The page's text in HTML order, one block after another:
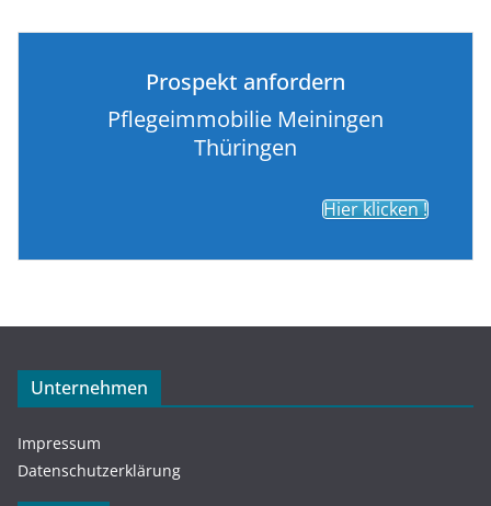
Prospekt anfordern
Pflegeimmobilie Meiningen
Thüringen
Hier klicken !
Unternehmen
Impressum
Datenschutzerklärung